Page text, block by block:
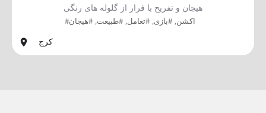
هیجان و تفریح با فرار از گلوله های رنگی
#اکشن, #بازی, #تعامل, #طبیعت, #هیجان
کرج